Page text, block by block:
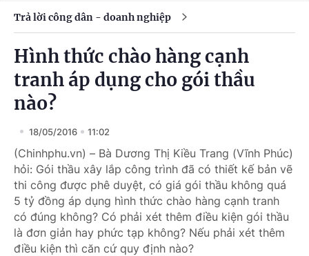
Trả lời công dân - doanh nghiệp
Hình thức chào hàng cạnh
tranh áp dụng cho gói thầu
nào?
18/05/2016 11:02
(Chinhphu.vn) – Bà Dương Thị Kiều Trang (Vĩnh Phúc)
hỏi: Gói thầu xây lắp công trình đã có thiết kế bản vẽ
thi công được phê duyệt, có giá gói thầu không quá
5 tỷ đồng áp dụng hình thức chào hàng cạnh tranh
có đúng không? Có phải xét thêm điều kiện gói thầu
là đơn giản hay phức tạp không? Nếu phải xét thêm
điều kiện thì căn cứ quy định nào?